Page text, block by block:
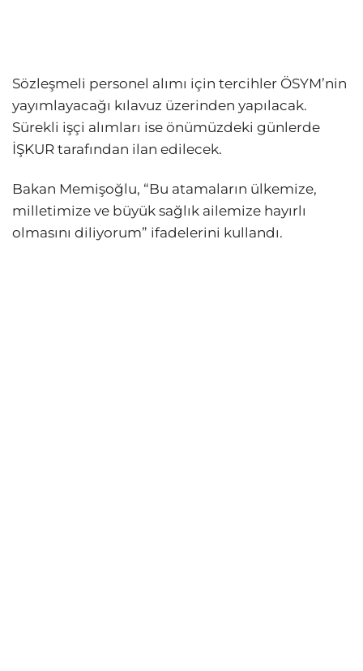
Sözleşmeli personel alımı için tercihler ÖSYM’nin
yayımlayacağı kılavuz üzerinden yapılacak.
Sürekli işçi alımları ise önümüzdeki günlerde
İŞKUR tarafından ilan edilecek.
Bakan Memişoğlu, “Bu atamaların ülkemize,
milletimize ve büyük sağlık ailemize hayırlı
olmasını diliyorum” ifadelerini kullandı.